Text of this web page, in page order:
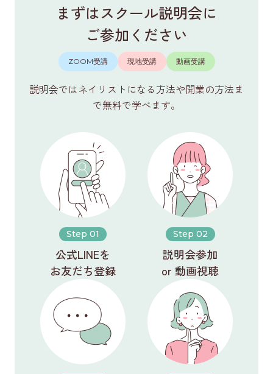
まずはスクール説明会に
ご参加ください
ZOOM受講 現地受講 動画受講
説明会ではネイリストになる方法や開業の方法ま
で無料で学べます。
Step 01
公式LINEを
お友だち登録
Step 02
説明会参加
or 動画視聴